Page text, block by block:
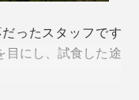
アム中のプレミア
レードを生産できる
、ミツバチや巣箱の
地権者とのパートナ
三拍子揃ったパッケ
ワードでゴールド
ュージーランドの
ったスタッフです
目にし、試食した途